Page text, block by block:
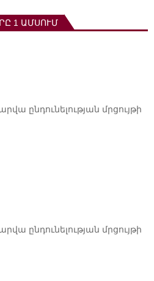
1 ԱՄՍՈՒՄ
ընդունելության մրցույթի
ընդունելության մրցույթի